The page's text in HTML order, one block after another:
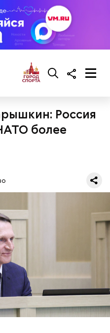
Россия
более
системой;
головокружение,
состояния, —